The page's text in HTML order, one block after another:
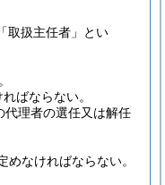
取扱主任者」とい
ばならない。
代理者の選任又は解任
めなければならない。